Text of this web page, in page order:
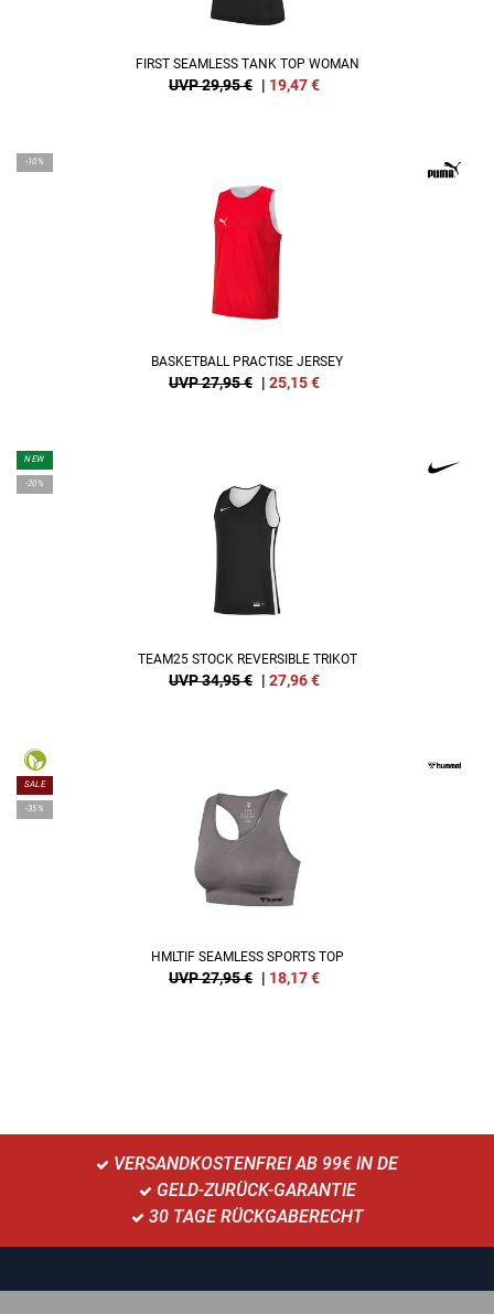
FIRST SEAMLESS TANK TOP WOMAN
UVP 29,95 € | 19,47€
-10%
BASKETBALL PRACTISE JERSEY
UVP 27,95 € | 25,15€
NEW
-20%
TEAM25 STOCK REVERSIBLE TRIKOT
UVP 34,95 € | 27,96€
SALE
-35%
HMLTIF SEAMLESS SPORTS TOP
UVP 27,95 € | 18,17€
VERSANDKOSTENFREI AB 99€ IN DE
GELD-ZURÜCK-GARANTIE
30 TAGE RÜCKGABERECHT